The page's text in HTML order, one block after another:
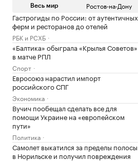
Весь мир Ростов-на-Дону
Гастрогиды по России: от аутентичных
ферм и ресторанов до отелей
РБК и РСХБ
«Балтика» обыграла «Крылья Советов»
в матче РПЛ
Спорт
Евросоюз нарастил импорт
российского СПГ
Экономика
Вучич пообещал сделать все для
помощи Украине на «европейском
пути»
Политика
Самолет выкатился за пределы полосы
в Норильске и получил повреждения